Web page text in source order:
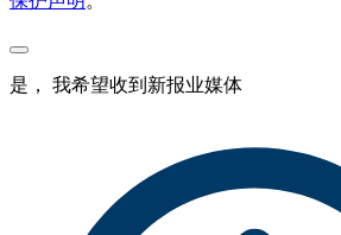
是， 我希望收到新报业媒体